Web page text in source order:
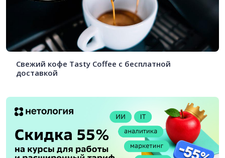
Свежий кофе Tasty Coffee с бесплатной
доставкой